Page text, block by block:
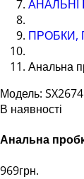
АНАЛЬНІ
ПРОБКИ,
Анальна
Модель: SX2674
В наявності
Анальна
969грн.